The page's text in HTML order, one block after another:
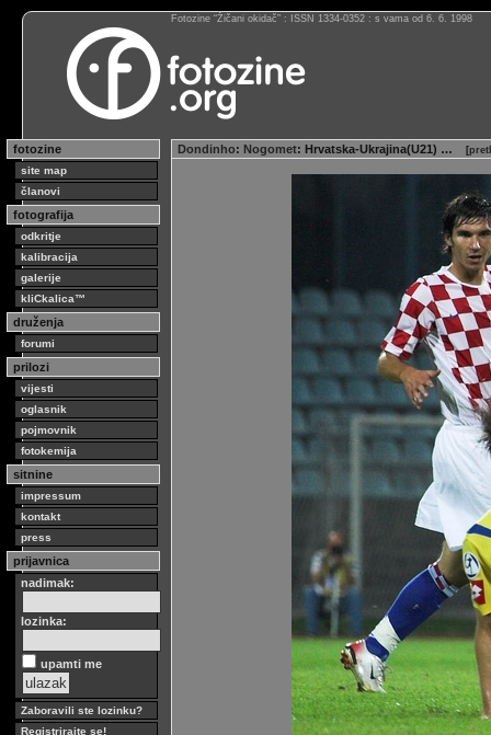
Fotozine “Žičani okidač” : ISSN 1334-0352 : s vama od 6. 6. 1998
fotozine
site map
članovi
fotografija
odkritje
kalibracija
galerije
kliCkalica™
druženja
forumi
prilozi
vijesti
oglasnik
pojmovnik
fotokemija
sitnine
impressum
kontakt
press
prijavnica
nadimak:
lozinka:
upamti me
Zaboravili ste lozinku?
Registrirajte se!
Dondinho: Nogomet: Hrvatska-Ukrajina(U21) … [